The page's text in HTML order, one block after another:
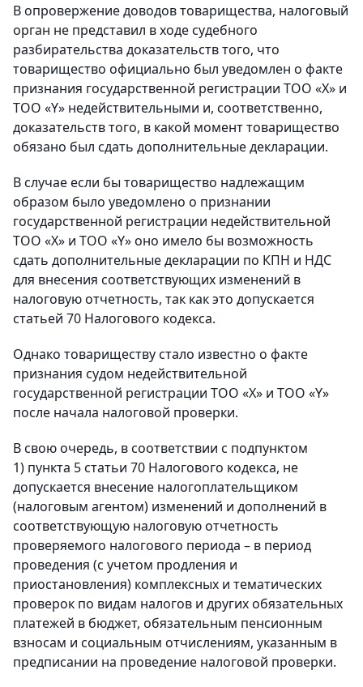
В опровержение доводов товарищества, налоговый
орган не представил в ходе судебного
разбирательства доказательств того, что
товарищество официально был уведомлен о факте
признания государственной регистрации ТОО «Х» и
ТОО «Y» недействительными и, соответственно,
доказательств того, в какой момент товарищество
обязано был сдать дополнительные декларации.
В случае если бы товарищество надлежащим
образом было уведомлено о признании
государственной регистрации недействительной
ТОО «Х» и ТОО «Y» оно имело бы возможность
сдать дополнительные декларации по КПН и НДС
для внесения соответствующих изменений в
налоговую отчетность, так как это допускается
статьей 70 Налогового кодекса.
Однако товариществу стало известно о факте
признания судом недействительной
государственной регистрации ТОО «Х» и ТОО «Y»
после начала налоговой проверки.
В свою очередь, в соответствии с подпунктом
1) пункта 5 статьи 70 Налогового кодекса, не
допускается внесение налогоплательщиком
(налоговым агентом) изменений и дополнений в
соответствующую налоговую отчетность
проверяемого налогового периода – в период
проведения (с учетом продления и
приостановления) комплексных и тематических
проверок по видам налогов и других обязательных
платежей в бюджет, обязательным пенсионным
взносам и социальным отчислениям, указанным в
предписании на проведение налоговой проверки.